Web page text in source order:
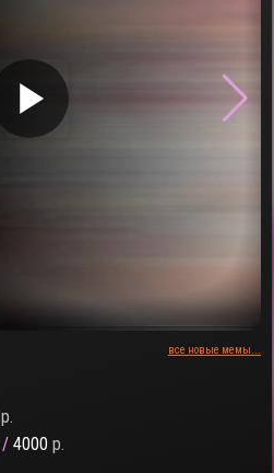
▶
все новые мемы...
р.
/ 4000 р.